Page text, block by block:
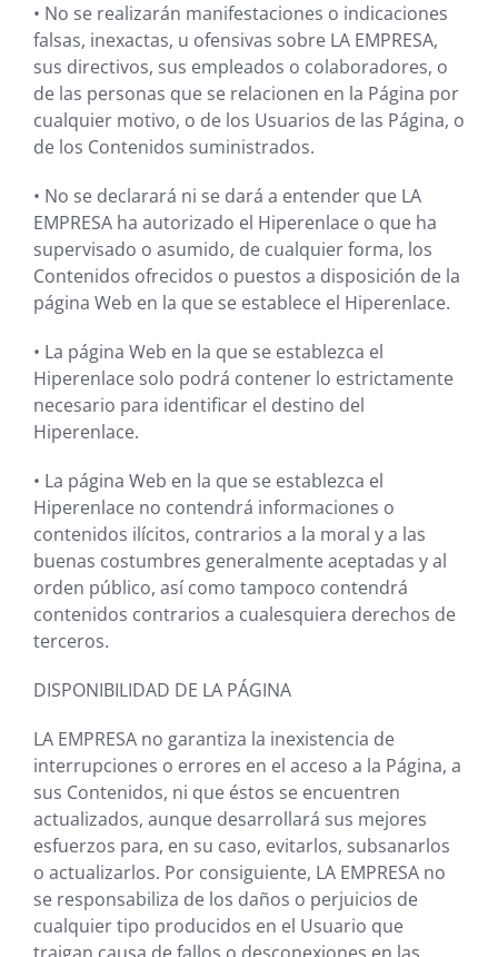
• No se realizarán manifestaciones o indicaciones
falsas, inexactas, u ofensivas sobre LA EMPRESA,
sus directivos, sus empleados o colaboradores, o
de las personas que se relacionen en la Página por
cualquier motivo, o de los Usuarios de las Página, o
de los Contenidos suministrados.
• No se declarará ni se dará a entender que LA
EMPRESAha autorizado el Hiperenlace o que ha
supervisado o asumido, de cualquier forma, los
Contenidos ofrecidos o puestos a disposición de la
página Web en la que se establece el Hiperenlace.
• La página Web en la que se establezca el
Hiperenlace solo podrá contener lo estrictamente
necesario para identificar el destino del
Hiperenlace.
• La página Web en la que se establezca el
Hiperenlace no contendrá informaciones o
contenidos ilícitos, contrarios a la moral y a las
buenas costumbres generalmente aceptadas y al
orden público, así como tampoco contendrá
contenidos contrarios a cualesquiera derechos de
terceros.
DISPONIBILIDAD DE LA PÁGINA
LA EMPRESAno garantiza la inexistencia de
interrupciones o errores en el acceso a la Página, a
sus Contenidos, ni que éstos se encuentren
actualizados, aunque desarrollará sus mejores
esfuerzos para, en su caso, evitarlos, subsanarlos
o actualizarlos. Por consiguiente, LA EMPRESAno
se responsabiliza de los daños o perjuicios de
cualquier tipo producidos en el Usuario que